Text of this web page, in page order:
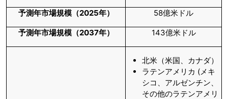
予測年市場規模（2025年） 58億米ドル
予測年市場規模（2037年） 143億米ドル
北米（米国、カナダ）
ラテンアメリカ (メキ
シコ、アルゼンチン、
その他のラテンアメリ